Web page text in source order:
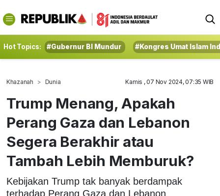
Hot Topics: #Gubernur BI Mundur #Kongres Umat Islam
Khazanah Dunia Kamis , 07 Nov 2024, 07:35 WIB
Trump Menang, Apakah
Perang Gaza dan Lebanon
Segera Berakhir atau
Tambah Lebih Memburuk?
Kebijakan Trump tak banyak berdampak
terhadap Perang Gaza dan Lebanon